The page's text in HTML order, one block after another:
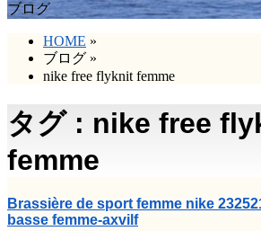
ブログ
HOME »
ブログ »
nike free flyknit femme
タグ : nike free
femme
Brassière de sport femme nike
basse femme-axvilf